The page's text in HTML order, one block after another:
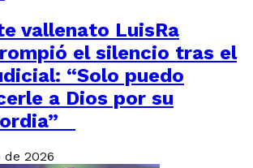
vallenato LuisRa
el silencio tras el
“Solo puedo
a Dios por su
de 2026